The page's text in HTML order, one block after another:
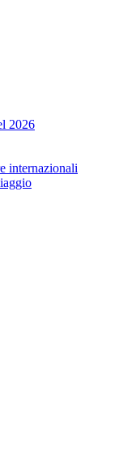
2026
internazionali